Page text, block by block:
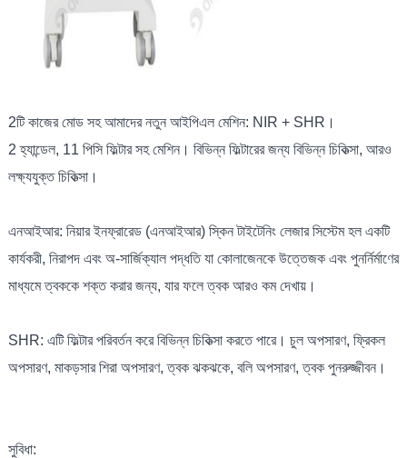
2টি কাজের মোড সহ আমাদের নতুন আইপিএল মেশিন: NIR + SHR।
2 হ্যান্ডেল, 11 পিসি ফিল্টার সহ মেশিন। বিভিন্ন ফিল্টারের জন্য বিভিন্ন চিকিত্সা, আরও
লক্ষ্যযুক্ত চিকিত্সা।
এনআইআর: নিয়ার ইনফ্রারেড (এনআইআর) স্কিন টাইটেনিং লেজার সিস্টেম হল একটি
কার্যকরী, নিরাপদ এবং অ-সার্জিক্যাল পদ্ধতি যা কোলাজেনকে উত্তেজক এবং পুনর্নির্মাণের
মাধ্যমে ত্বককে শক্ত করার জন্য, যার ফলে ত্বক আরও কম দেখায়।
SHR: এটি ফিল্টার পরিবর্তন করে বিভিন্ন চিকিত্সা করতে পারে। চুল অপসারণ, ফ্রিকল
অপসারণ, মাকড়সার শিরা অপসারণ, ত্বক ঝকঝকে, বলি অপসারণ, ত্বক পুনরুজ্জীবন।
সুবিধা: